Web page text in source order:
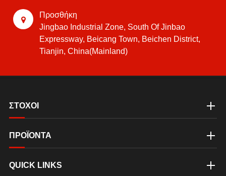
Προσθήκη
Jingbao Industrial Zone, South Of Jinbao
Expressway, Beicang Town, Beichen District,
Tianjin, China(Mainland)
ΣΤΟΧΟΙ
ΠΡΟΪΟΝΤΑ
QUICK LINKS